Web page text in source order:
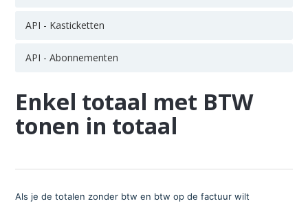
API - Kasticketten
API - Abonnementen
Enkel totaal met BTW
tonen in totaal
Als je de totalen zonder btw en btw op de factuur wilt